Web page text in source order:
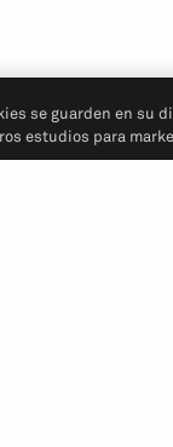
se guarden en su
estudios para